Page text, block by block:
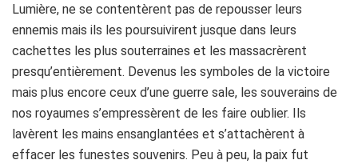
Lumière, ne se contentèrent pas de repousser leurs
ennemis mais ils les poursuivirent jusque dans leurs
cachettes les plus souterraines et les massacrèrent
presqu’entièrement. Devenus les symboles de la victoire
mais plus encore ceux d’une guerre sale, les souverains de
nos royaumes s’empressèrent de les faire oublier. Ils
lavèrent les mains ensanglantées et s’attachèrent à
effacer les funestes souvenirs. Peu à peu, la paix fut